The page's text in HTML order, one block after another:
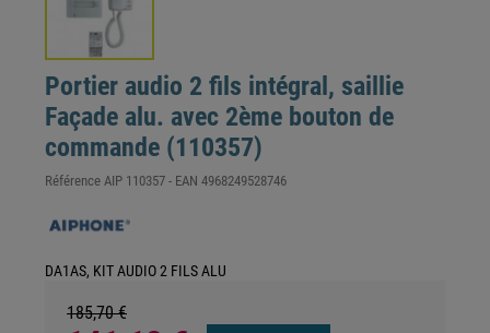
Portier audio 2 fils intégral, saillie
Façade alu. avec 2ème bouton de
commande (110357)
Référence AIP 110357 - EAN 4968249528746
DA1AS, KIT AUDIO 2 FILS ALU
185,70 €